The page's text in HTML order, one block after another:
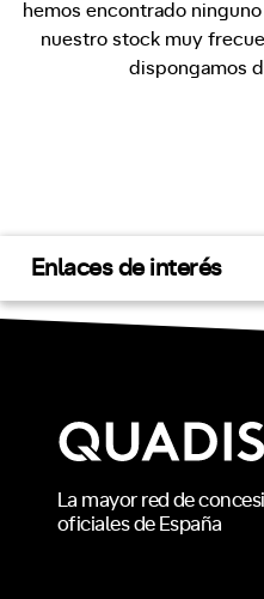
hemos encontrado
nuestro stock muy
dispongamos
Enlaces de interés
La mayor red de
oficiales de España